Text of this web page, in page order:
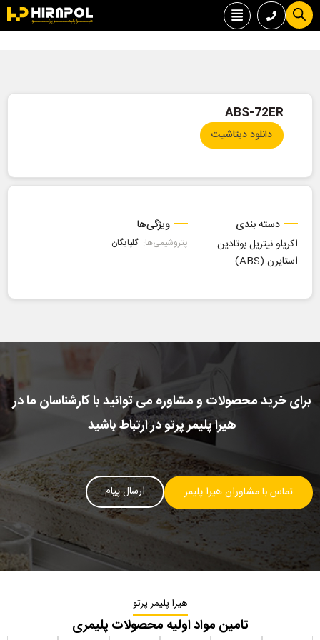
ABS-72ER
دانلود دیتاشیت
دسته بندی
اکریلو نیتریل بوتادین
استایرن (ABS)
ویژگی‌ها
پتروشیمی‌ها: گلپایگان
برای خرید محصولات و مشاوره می توانید با کارشناسان ما در
هیرا پلیمر پرتو در ارتباط باشید
تماس با مشاوران هیرا پلیمر ارسال پیام
هیرا پلیمر پرتو
تامین مواد اولیه محصولات پلیمری